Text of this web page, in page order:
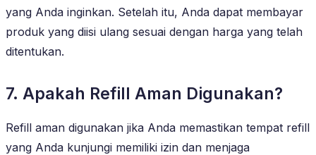
yang Anda inginkan. Setelah itu, Anda dapat membayar
produk yang diisi ulang sesuai dengan harga yang telah
ditentukan.
7. Apakah Refill Aman Digunakan?
Refill aman digunakan jika Anda memastikan tempat refill
yang Anda kunjungi memiliki izin dan menjaga